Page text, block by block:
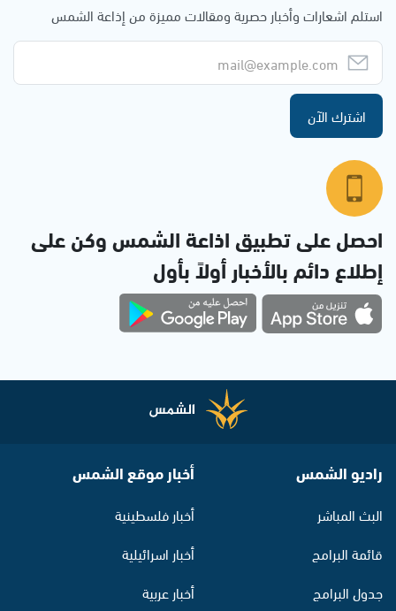
استلم اشعارات وأخبار حصرية ومقالات مميزة من إذاعة الشمس
اشترك الآن
احصل على تطبيق اذاعة الشمس وكن على
إطلاع دائم بالأخبار أولاً بأول
راديو الشمس
البث المباشر
قائمة البرامج
جدول البرامج
أخبار موقع الشمس
أخبار فلسطينية
أخبار اسرائيلية
أخبار عربية